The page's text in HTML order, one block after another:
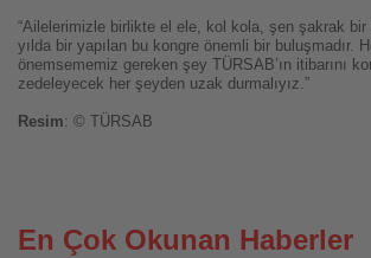
“Ailelerimizle birlikte el ele, kol kola, şen şakrak
yılda bir yapılan bu kongre önemli bir buluşmadır.
önemsememiz gereken şey TÜRSAB’ın itibarını
zedeleyecek her şeyden uzak durmalıyız.”
Resim: © TÜRSAB
En Çok Okunan Haberler